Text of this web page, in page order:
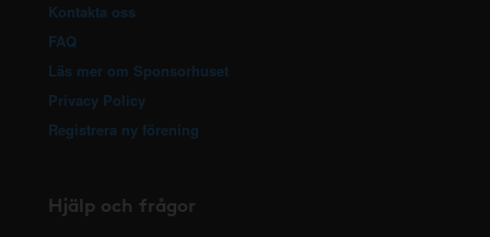
Kontakta oss
FAQ
Läs mer om Sponsorhuset
Privacy Policy
Registrera ny förening
Hjälp och frågor